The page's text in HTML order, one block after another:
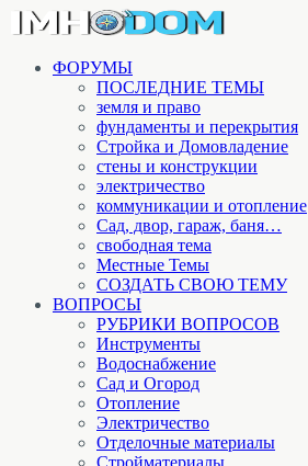
ФОРУМЫ
ПОСЛЕДНИЕ ТЕМЫ
земля и право
фундаменты и перекрытия
Стройка и Домовладение
стены и конструкции
электричество
коммуникации и отопление
Cад, двор, гараж, баня…
свободная тема
Местные Темы
СОЗДАТЬ СВОЮ ТЕМУ
ВОПРОСЫ
РУБРИКИ ВОПРОСОВ
Инструменты
Водоснабжение
Сад и Огород
Отопление
Электричество
Отделочные материалы
Стройматериалы